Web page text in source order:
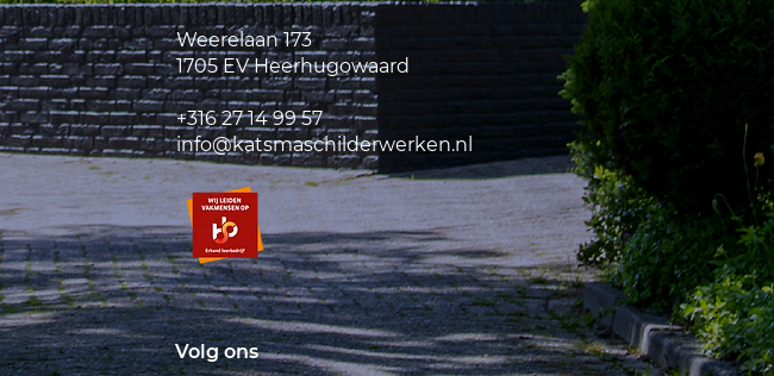
Weerelaan 173
1705 EV Heerhugowaard
+316 27 14 99 57
info@katsmaschilderwerken.nl
Volg ons